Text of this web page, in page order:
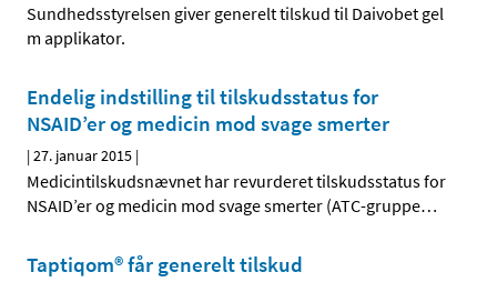
Sundhedsstyrelsen giver generelt tilskud til Daivobet gel
m applikator.
Endelig indstilling til tilskudsstatus for
NSAID’er og medicin mod svage smerter
|27. januar 2015 |
Medicintilskudsnævnet har revurderet tilskudsstatus for
NSAID’er og medicin mod svage smerter (ATC-gruppe…
Taptiqom® får generelt tilskud